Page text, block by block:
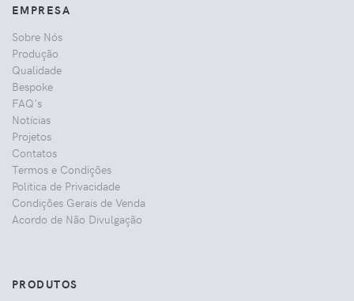
EMPRESA
Sobre Nós
Produção
Qualidade
Bespoke
FAQ's
Notícias
Projetos
Contatos
Termos e Condições
Politica de Privacidade
Condições Gerais de Venda
Acordo de Não Divulgação
PRODUTOS